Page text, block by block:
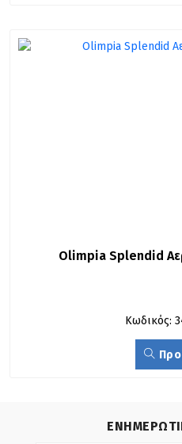
Olimpia Splendid
Κωδικός: